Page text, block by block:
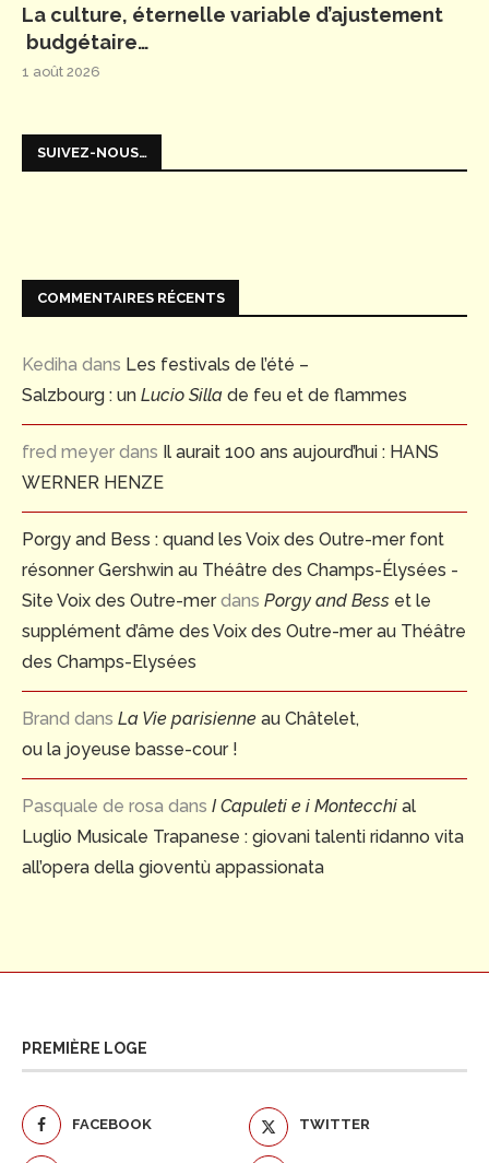
La culture, éternelle variable d’ajustement
budgétaire…
1 août 2026
SUIVEZ-NOUS…
COMMENTAIRES RÉCENTS
Kediha dans Les festivals de l’été –
Salzbourg : un Lucio Silla de feu et de flammes
fred meyer dans Il aurait 100 ans aujourd’hui : HANS
WERNER HENZE
Porgy and Bess : quand les Voix des Outre-mer font
résonner Gershwin au Théâtre des Champs-Élysées -
Site Voix des Outre-merdans Porgy and Bess et le
supplément d’âme des Voix des Outre-mer au Théâtre
des Champs-Elysées
Brand dans La Vie parisienne au Châtelet,
ou la joyeuse basse-cour !
Pasquale de rosa dans I Capuleti e i Montecchi al
Luglio Musicale Trapanese : giovani talenti ridanno vita
all’opera della gioventù appassionata
PREMIÈRE LOGE
FACEBOOK TWITTER